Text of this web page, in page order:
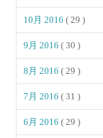
10月 2016( 29 )
9月 2016( 30 )
8月 2016( 29 )
7月 2016( 31 )
6月 2016( 29 )